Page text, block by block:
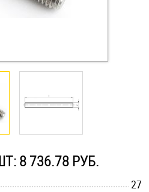
резьбой
резьбой
для яхт
8 736.78 РУБ.
27